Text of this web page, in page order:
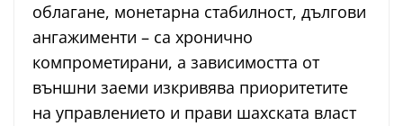
облагане, монетарна стабилност, дългови
ангажименти – са хронично
компрометирани, а зависимостта от
външни заеми изкривява приоритетите
на управлението и прави шахската власт